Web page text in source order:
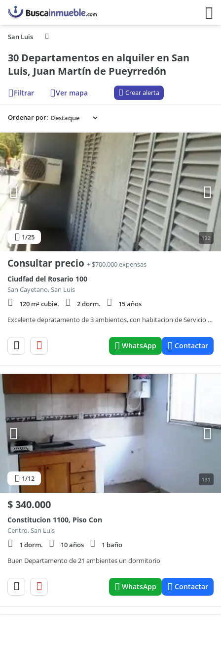
San Luis
30 Departamentos en alquiler en San
Luis, Juan Martín de Pueyrredón
Filtrar Ver mapa Crear alerta
Ordenar por:
1/25 132
Consultar precio + $700.000 expensas
Ciudfad del Rosario 100
San Cayetano, San Luis
120 m² cubie.
2 dorm.
15 años
Excelente depratamento de 3 ambientos, con habitacion de Servicio y baño
WhatsApp Contactar
1/12 131
$340.000
Constitucion 1100, Piso Con
Centro, San Luis
1 dorm.
10 años
1 baño
Buen Departamento de 21 ambientes un dormitorio
WhatsApp Contactar